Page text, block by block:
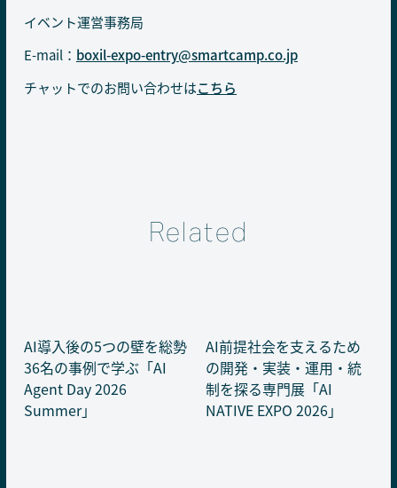
イベント運営事務局
E-mail： boxil-expo-entry@smartcamp.co.jp
チャットでのお問い合わせはこちら
Related
AI導入後の5つの壁を総勢
36名の事例で学ぶ「AI
Agent Day 2026
Summer」
AI前提社会を支えるため
の開発・実装・運用・統
制を探る専門展「AI
NATIVE EXPO 2026」